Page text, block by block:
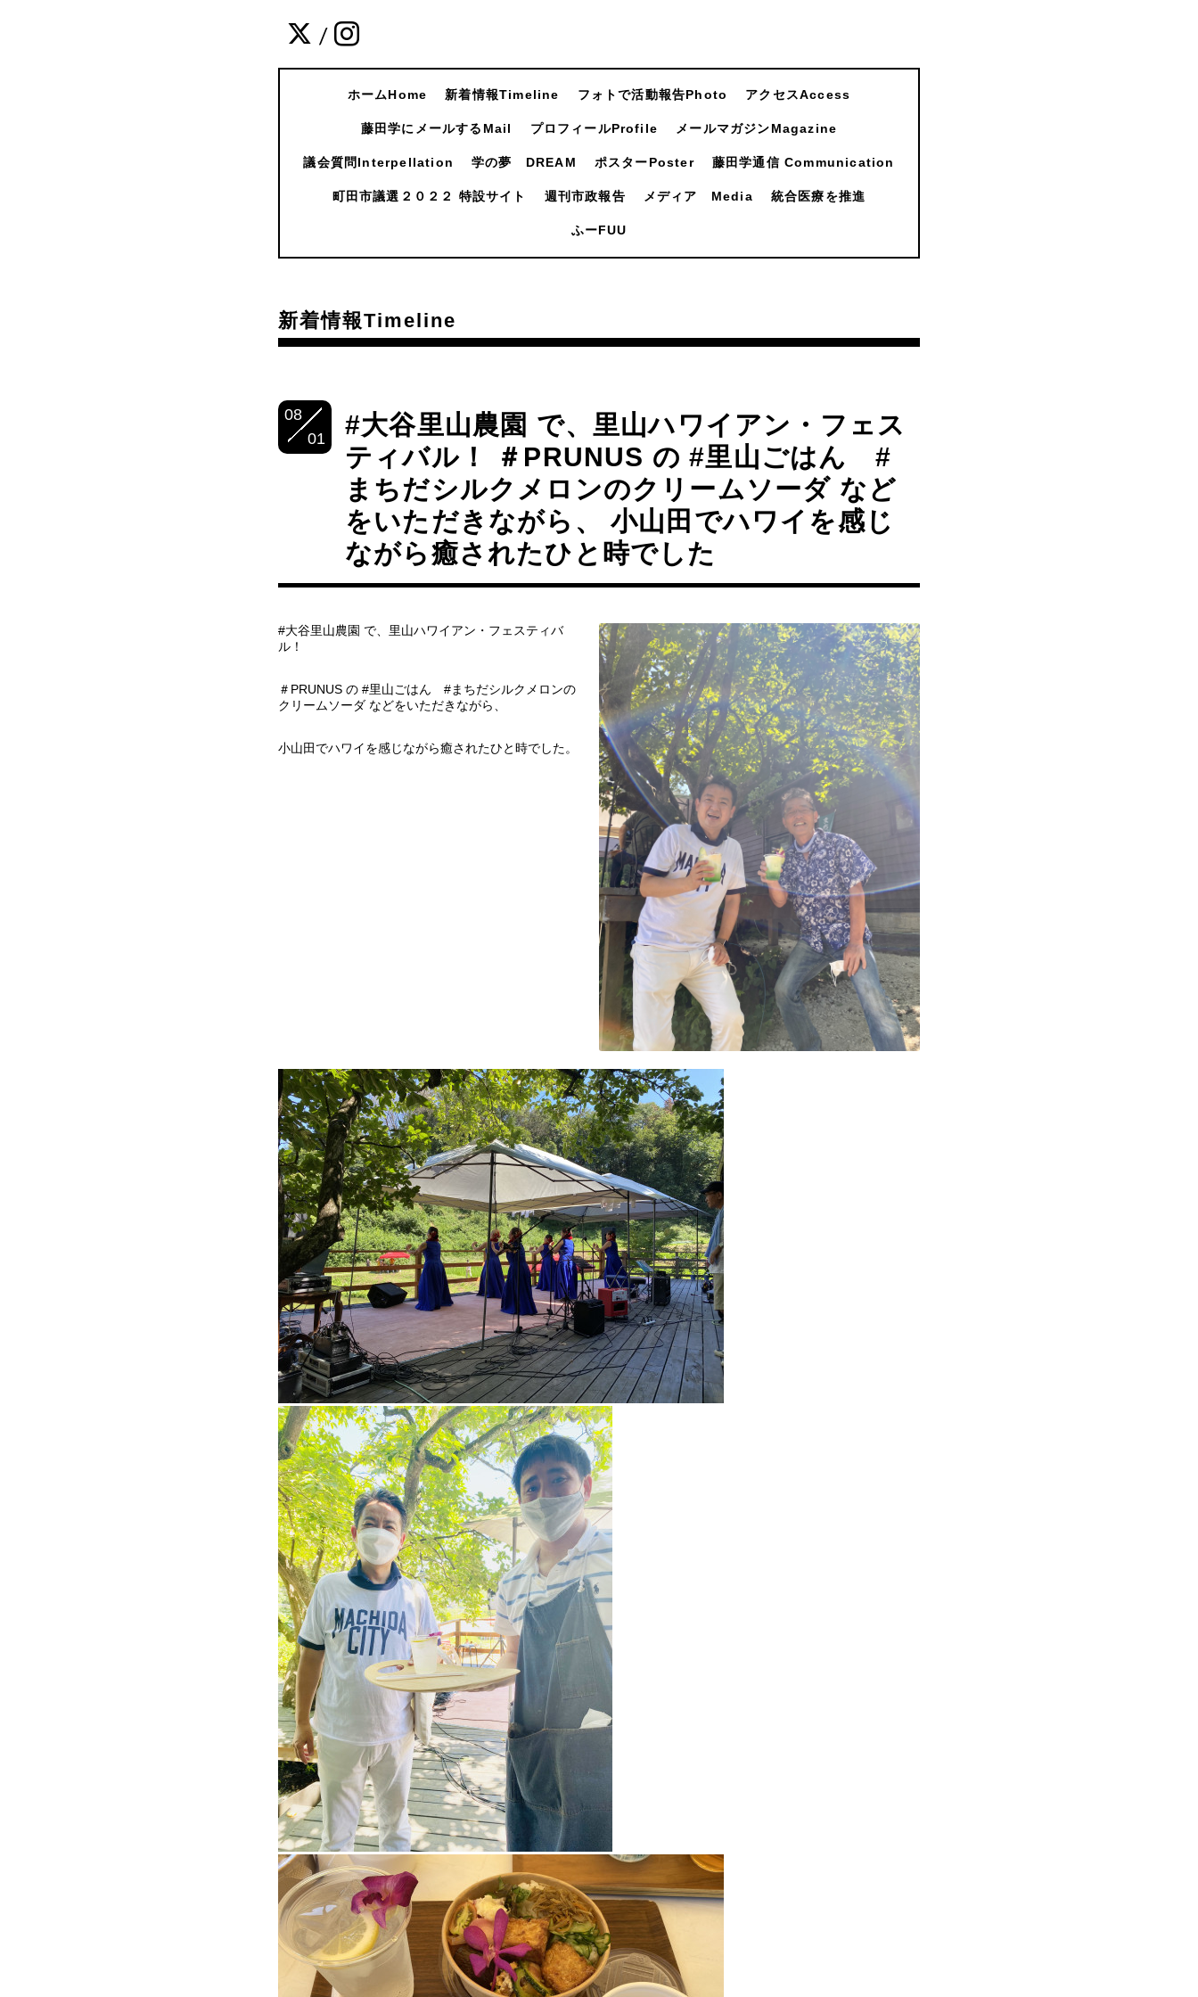
/
ホームHome 新着情報Timeline フォトで活動報告Photo アクセスAccess
藤田学にメールするMail プロフィールProfile メールマガジンMagazine
議会質問Interpellation 学の夢 DREAM ポスターPoster 藤田学通信 Communication
町田市議選２０２２ 特設サイト 週刊市政報告 メディア Media 統合医療を推進
ふーFUU
新着情報Timeline
08
01
#大谷里山農園 で、里山ハワイアン・フェス
ティバル！ ＃PRUNUS の #里山ごはん #
まちだシルクメロンのクリームソーダ など
をいただきながら、 小山田でハワイを感じ
ながら癒されたひと時でした
#大谷里山農園 で、里山ハワイアン・フェスティバ
ル！
＃PRUNUS の #里山ごはん #まちだシルクメロンの
クリームソーダ などをいただきながら、
小山田でハワイを感じながら癒されたひと時でした。